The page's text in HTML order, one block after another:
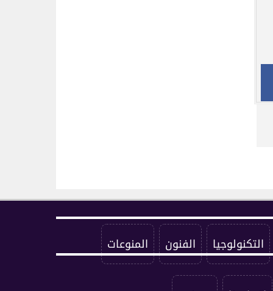
التكنولوجيا الفنون المنوعات